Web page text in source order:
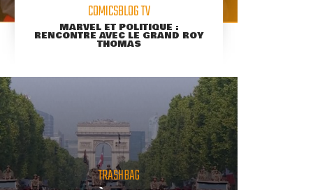
COMICSBLOG TV
MARVEL ET POLITIQUE :
RENCONTRE AVEC LE GRAND ROY
THOMAS
TRASHBAG